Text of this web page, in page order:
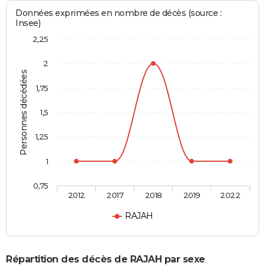
Personnes décédées
Données exprimées en nombre de décès (source :
Insee)
RAJAH
2012 2017 2018 2019 2022
0,75
1
1,25
1,5
1,75
2
2,25
Répartition des décès de RAJAH par sexe